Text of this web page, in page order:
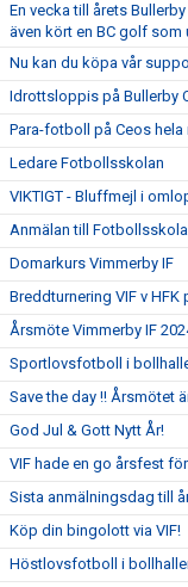
En vecka till årets
även kört en BC golf som
Nu kan du köpa vår
Idrottsloppis på Bullerby
Para-fotboll på Ceos
Ledare Fotbollsskolan
VIKTIGT - Bluffmejl i
Anmälan till
Domarkurs Vimmerby IF
Breddturnering VIF v HFK
Årsmöte Vimmerby IF
Sportlovsfotboll i
Save the day !! Årsmötet
God Jul & Gott Nytt År!
VIF hade en go årsfest
Sista anmälningsdag till
Köp din bingolott via VIF!
Höstlovsfotboll i